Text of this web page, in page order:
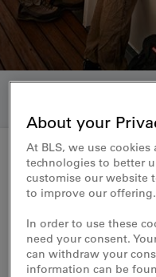
Medienmitteilung 11.11.2015
Sonniger
BLS mehr
About your
At BLS, we use
technologies to better
customise our website
to improve our offering.
In order to use these
need your consent.
can withdraw your
information can be